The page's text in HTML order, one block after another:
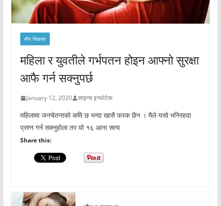
यौन जिज्ञासा
महिला र युवतीले गर्भपतन होइन आफ्नो सुरक्षा
आफै गर्न सक्नुपर्छ
January 12, 2020 साइन्स इन्फोटेक
महिलामा जनचेतनाको कमि छ भन्दा खासै फरक छैन । मैले यसो भनिरहदा
प्रश्न गर्न सक्नुहोला तर यो १६ आना सत्य
Share this: